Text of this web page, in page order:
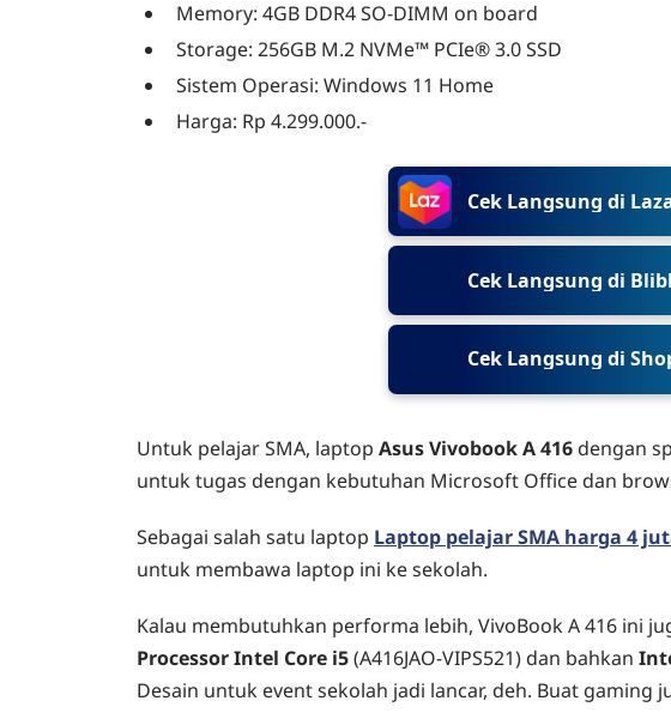
Memory: 4GB DDR4 SO-DIMM on board
Storage: 256GB M.2 NVMe™ PCIe® 3.0 SSD
Sistem Operasi: Windows 11 Home
Harga: Rp 4.299.000.-
Cek Langsung di
Cek Langsung di
Cek Langsung di
Untuk pelajar SMA, laptop Asus Vivobook A 416 dengan
untuk tugas dengan kebutuhan Microsoft Office dan
Sebagai salah satu laptop Laptop pelajar SMA harga 4
untuk membawa laptop ini ke sekolah.
Kalau membutuhkan performa lebih, VivoBook A 416 ini
Processor Intel Core i5(A416JAO-VIPS521) dan bahkan
Desain untuk event sekolah jadi lancar, deh. Buat gaming